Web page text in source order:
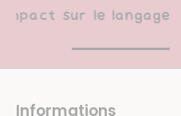
Moins de
Informations